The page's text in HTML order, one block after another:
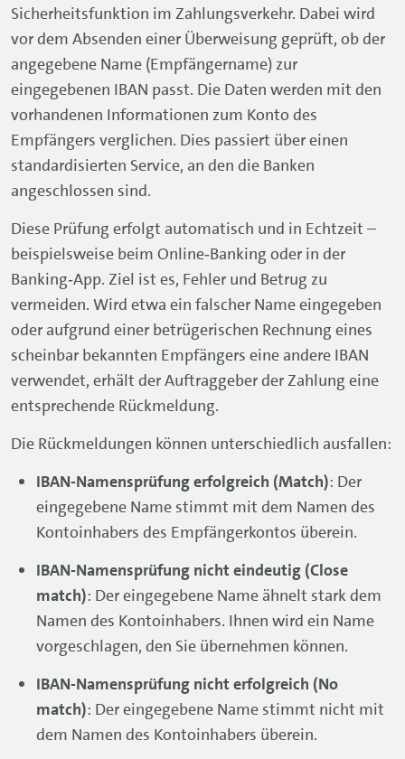
Sicherheitsfunktion im Zahlungsverkehr. Dabei wird
vor dem Absenden einer Überweisung geprüft, ob der
angegebene Name (Empfängername) zur
eingegebenen IBAN passt. Die Daten werden mit den
vorhandenen Informationen zum Konto des
Empfängers verglichen. Dies passiert über einen
standardisierten Service, an den die Banken
angeschlossen sind.
Diese Prüfung erfolgt automatisch und in Echtzeit –
beispielsweise beim Online‑Banking oder in der
Banking‑App. Ziel ist es, Fehler und Betrug zu
vermeiden. Wird etwa ein falscher Name eingegeben
oder aufgrund einer betrügerischen Rechnung eines
scheinbar bekannten Empfängers eine andere IBAN
verwendet, erhält der Auftraggeber der Zahlung eine
entsprechende Rückmeldung.
Die Rückmeldungen können unterschiedlich ausfallen:
IBAN-Namensprüfung erfolgreich (Match): Der
eingegebene Name stimmt mit dem Namen des
Kontoinhabers des Empfängerkontos überein.
IBAN-Namensprüfung nicht eindeutig (Close
match): Der eingegebene Name ähnelt stark dem
Namen des Kontoinhabers. Ihnen wird ein Name
vorgeschlagen, den Sie übernehmen können.
IBAN-Namensprüfung nicht erfolgreich (No
match): Der eingegebene Name stimmt nicht mit
dem Namen des Kontoinhabers überein.